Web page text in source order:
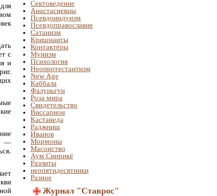
с
и
—
Сектоведение
Анастасиевцы
Псевдоиндуизм
Псевдоправославие
Сатанизм
Кришнаиты
Контактёры
Мунизм
Психология
Неопротестантизм
New Age
Каббала
Фалуньгун
Роза мира
Свидетельство
Виссарион
Кастанеда
Раджниш
Иванов
Мормоны
Масонство
Аум Синрикё
Раэлиты
неопятидесятники
Разное
Журнал "Ставрос"